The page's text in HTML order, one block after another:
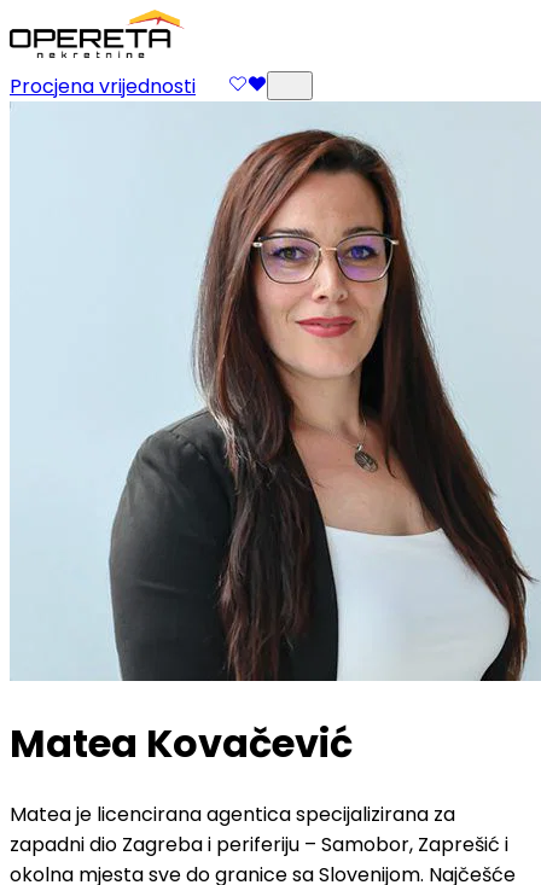
Procjena vrijednosti
Matea Kovačević
Matea je licencirana agentica specijalizirana za
zapadni dio Zagreba i periferiju – Samobor, Zaprešić i
okolna mjesta sve do granice sa Slovenijom. Najčešće